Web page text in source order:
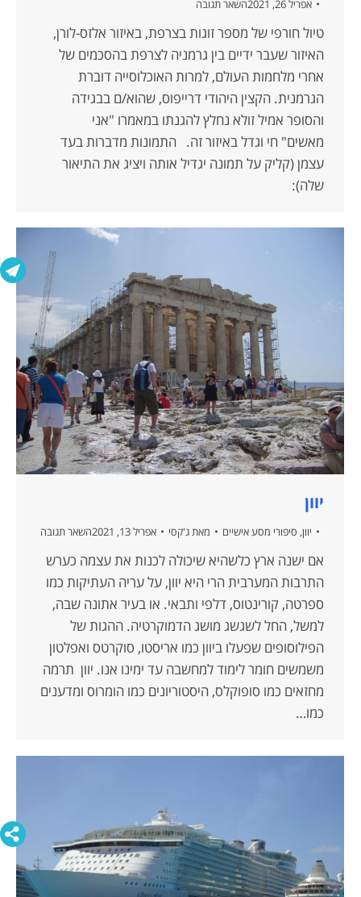
אפריל 26, 2021 השאר תגובה
טיול חורפי של מספר זוגות בצרפת, באיזור אלזס-לורן,
האיזור שעבר ידיים בין גרמניה לצרפת בהסכמים של
אחרי מלחמות העולם, למרות האוכלוסייה דוברת
הגרמנית. הקצין היהודי דרייפוס, שהוא/ם בבגידה
והסופר אמיל זולא נחלץ להגנתו במאמרו "אני
מאשים" חי וגדל באיזור זה. התמונות מדברות בעד
עצמן (קליק על תמונה יגדיל אותה ויציג את התיאור
שלה):
יוון
יוון, סיפורי מסע אישיים מאת ג'קסי אפריל 13, 2021 השאר תגובה
אם ישנה ארץ כלשהיא שיכולה לכנות את עצמה כערש
התרבות המערבית הרי היא יוון, על עריה העתיקות כמו
ספרטה, קורינטוס, דלפי ותבאי. או בעיר אתונה שבה,
למשל, החל לשגשג מושג הדמוקרטיה. ההגות של
הפילוסופים שפעלו ביוון כמו אריסטו, סוקרטס ואפלטון
משמשים חומר לימוד למחשבה עד ימינו אנו. יוון תרמה
מחזאים כמו סופוקלס, היסטוריונים כמו הומרוס ומדענים
כמו…